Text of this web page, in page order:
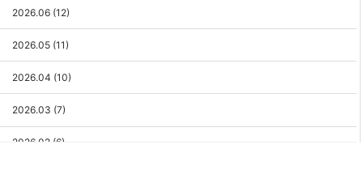
2026.06 (12)
2026.05 (11)
2026.04 (10)
2026.03 (7)
2026.02 (6)